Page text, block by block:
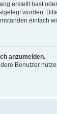
erstellt hast
wurden.
einfach
anzumelden.
Benutzer